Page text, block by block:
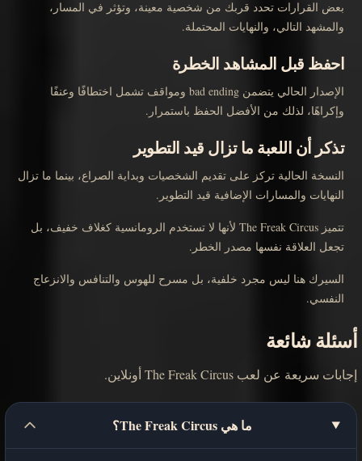
بعض القرارات تحدد قربك من شخصية معينة، وتؤثر في المسار،
والمشهد التالي، والنهايات المحتملة.
احفظ قبل المشاهد الخطرة
الإصدار الحالي يتضمن bad ending ومواقف تشمل اختطافًا وعنفًا
وإكراهًا، لذلك من الأفضل الحفظ باستمرار.
تذكر أن اللعبة ما تزال قيد التطوير
النسخة الحالية تركز على تقديم الشخصيات وبداية الصراع، بينما ما تزال
النهايات والمسارات الإضافية قيد التطوير.
تتميز The Freak Circus لأنها لا تستخدم الرومانسية كغلاف خفيف، بل
تجعل العلاقة نفسها مصدر الخطر.
السيرك هنا ليس مجرد خلفية، بل مسرح للهوس والتنافس والانزعاج
النفسي.
أسئلة شائعة
إجابات سريعة عن لعب The Freak Circus أونلاين.
ما هي The Freak Circus؟